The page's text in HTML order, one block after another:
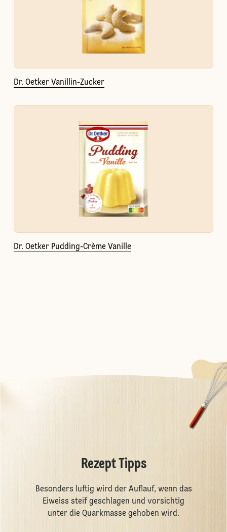
Dr. Oetker Vanillin-Zucker
Dr. Oetker Pudding-Crème Vanille
Rezept Tipps
Besonders luftig wird der Auflauf, wenn das
Eiweiss steif geschlagen und vorsichtig
unter die Quarkmasse gehoben wird.